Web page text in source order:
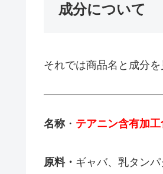
成分について
それでは商品名と成分
名称 ・ テアニン含有加
原料・ ギャバ、乳タン